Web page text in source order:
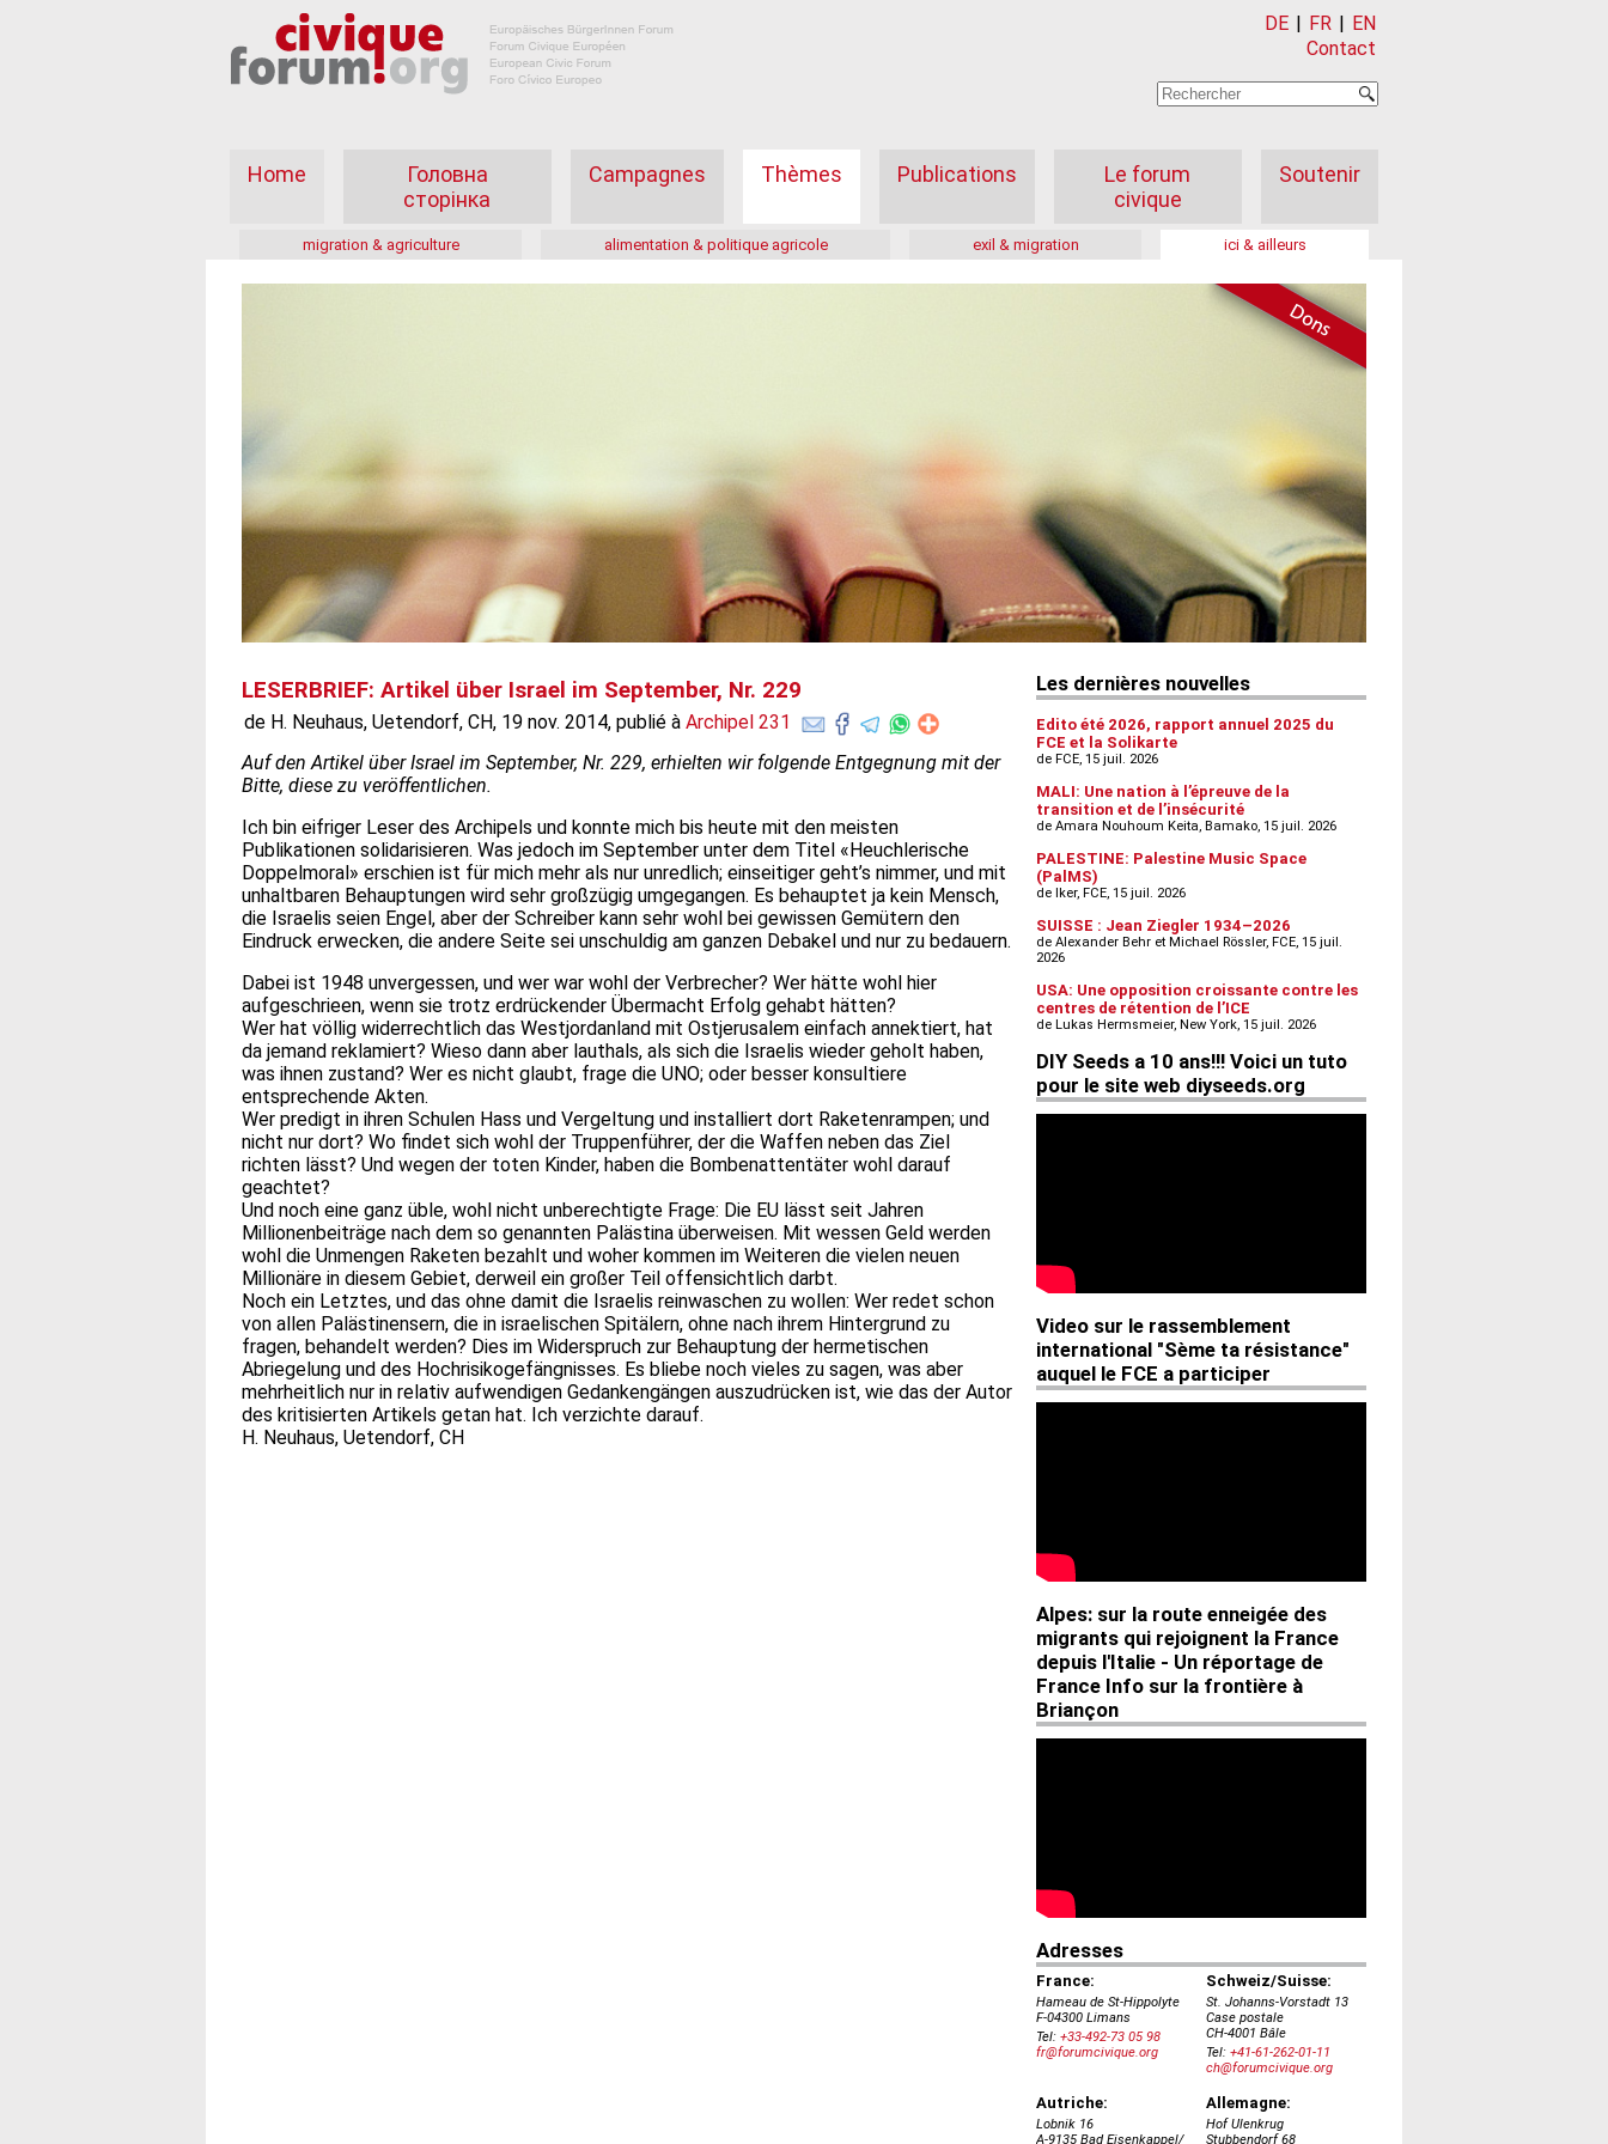
DE | FR | EN
Contact
Home
Головна
сторінка
Campagnes Thèmes Publications
Le forum
civique
Soutenir
migration & agriculture alimentation & politique agricole exil & migration ici & ailleurs
LESERBRIEF: Artikel über Israel im September, Nr. 229
de H. Neuhaus, Uetendorf, CH, 19 nov. 2014, publié à Archipel 231
Auf den Artikel über Israel im September, Nr. 229, erhielten wir folgende Entgegnung mit der
Bitte, diese zu veröffentlichen.
Ich bin eifriger Leser des Archipels und konnte mich bis heute mit den meisten
Publikationen solidarisieren. Was jedoch im September unter dem Titel «Heuchlerische
Doppelmoral» erschien ist für mich mehr als nur unredlich; einseitiger geht’s nimmer, und mit
unhaltbaren Behauptungen wird sehr großzügig umgegangen. Es behauptet ja kein Mensch,
die Israelis seien Engel, aber der Schreiber kann sehr wohl bei gewissen Gemütern den
Eindruck erwecken, die andere Seite sei unschuldig am ganzen Debakel und nur zu bedauern.
Dabei ist 1948 unvergessen, und wer war wohl der Verbrecher? Wer hätte wohl hier
aufgeschrieen, wenn sie trotz erdrückender Übermacht Erfolg gehabt hätten?
Wer hat völlig widerrechtlich das Westjordanland mit Ostjerusalem einfach annektiert, hat
da jemand reklamiert? Wieso dann aber lauthals, als sich die Israelis wieder geholt haben,
was ihnen zustand? Wer es nicht glaubt, frage die UNO; oder besser konsultiere
entsprechende Akten.
Wer predigt in ihren Schulen Hass und Vergeltung und installiert dort Raketenrampen; und
nicht nur dort? Wo findet sich wohl der Truppenführer, der die Waffen neben das Ziel
richten lässt? Und wegen der toten Kinder, haben die Bombenattentäter wohl darauf
geachtet?
Und noch eine ganz üble, wohl nicht unberechtigte Frage: Die EU lässt seit Jahren
Millionenbeiträge nach dem so genannten Palästina überweisen. Mit wessen Geld werden
wohl die Unmengen Raketen bezahlt und woher kommen im Weiteren die vielen neuen
Millionäre in diesem Gebiet, derweil ein großer Teil offensichtlich darbt.
Noch ein Letztes, und das ohne damit die Israelis reinwaschen zu wollen: Wer redet schon
von allen Palästinensern, die in israelischen Spitälern, ohne nach ihrem Hintergrund zu
fragen, behandelt werden? Dies im Widerspruch zur Behauptung der hermetischen
Abriegelung und des Hochrisikogefängnisses. Es bliebe noch vieles zu sagen, was aber
mehrheitlich nur in relativ aufwendigen Gedankengängen auszudrücken ist, wie das der Autor
des kritisierten Artikels getan hat. Ich verzichte darauf.
H. Neuhaus, Uetendorf, CH